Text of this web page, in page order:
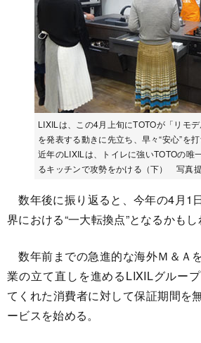
LIXILは、この4月上旬にTOTOが「リモデ
を発表する動きに先立ち、早々“安心”を打
近年のLIXILは、トイレに強いTOTOの唯
るキッチンで攻勢をかける（下） 写真
数年後に振り返ると、今年の4月1
界における“一大転換点”となるかもし
数年前までの急進的な海外Ｍ＆Ａ
業の立て直しを進めるLIXILグルー
てくれた消費者に対して保証期間を
ービスを始める。